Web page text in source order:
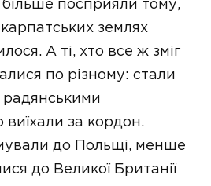
посприяли тому,
землях
А ті, хто все ж зміг
по різному: стали
за кордон.
до Польщі, менше
до Великої Британії